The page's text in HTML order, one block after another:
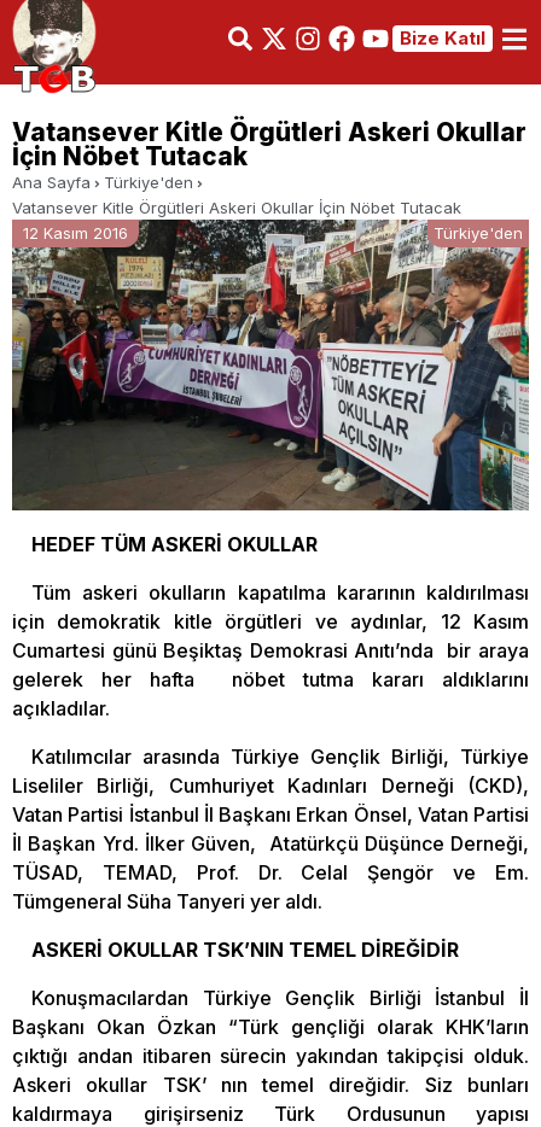
Bize Katıl
Vatansever Kitle Örgütleri Askeri Okullar
İçin Nöbet Tutacak
Ana Sayfa
Türkiye'den
Vatansever Kitle Örgütleri Askeri Okullar İçin Nöbet Tutacak
12 Kasım 2016
Türkiye'den
HEDEF TÜM ASKERİ OKULLAR
Tüm askeri okulların kapatılma kararının kaldırılması
için demokratik kitle örgütleri ve aydınlar, 12 Kasım
Cumartesi günü Beşiktaş Demokrasi Anıtı’nda bir araya
gelerek her hafta nöbet tutma kararı aldıklarını
açıkladılar.
Katılımcılar arasında Türkiye Gençlik Birliği, Türkiye
Liseliler Birliği, Cumhuriyet Kadınları Derneği (CKD),
Vatan Partisi İstanbul İl Başkanı Erkan Önsel, Vatan Partisi
İl Başkan Yrd. İlker Güven, Atatürkçü Düşünce Derneği,
TÜSAD, TEMAD, Prof. Dr. Celal Şengör ve Em.
Tümgeneral Süha Tanyeri yer aldı.
ASKERİ OKULLAR TSK’NIN TEMEL DİREĞİDİR
Konuşmacılardan Türkiye Gençlik Birliği İstanbul İl
Başkanı Okan Özkan “Türk gençliği olarak KHK’ların
çıktığı andan itibaren sürecin yakından takipçisi olduk.
Askeri okullar TSK’ nın temel direğidir. Siz bunları
kaldırmaya girişirseniz Türk Ordusunun yapısı